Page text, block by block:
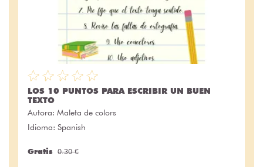
LOS 10 PUNTOS PARA ESCRIBIR UN BUEN
TEXTO
Autora: Maleta de colors
Idioma: Spanish
Gratis 0.30 €